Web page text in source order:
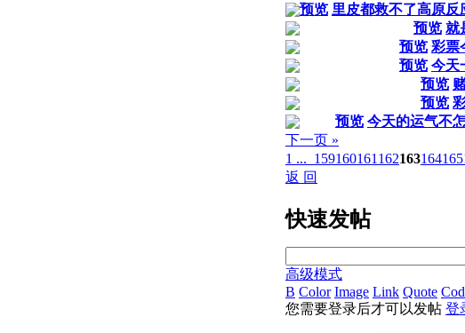
预览 里皮都救不了高原
预览 就
预览 彩票
预览 今天
预览
预览
预览 今天的运气不
下一页 »
1 ... 159160161 162163164165
返 回
快速发帖
高级模式
B Color Image Link Quote
您需要登录后才可以发帖 登